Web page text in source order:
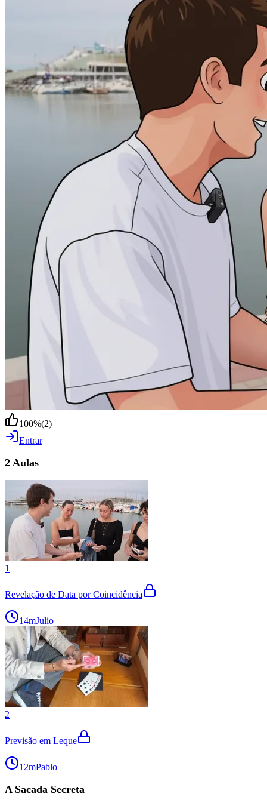
100%(2)
Entrar
2 Aulas
1
Revelação de Data por Coincidência
14mJulio
2
Previsão em Leque
12mPablo
A Sacada Secreta